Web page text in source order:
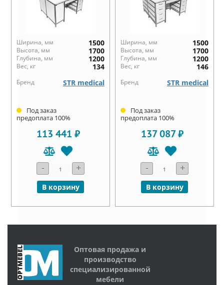
Ширина, мм 1500
Высота, мм 1700
Глубина, мм 1200
Вес, кг 134
Бренд STR medical
Под заказ
предоплата 100%
113 441 ₽
- +
В корзину
Ширина, мм 1500
Высота, мм 1700
Глубина, мм 1200
Вес, кг 146
Бренд STR medical
Под заказ
предоплата 100%
137 087 ₽
- +
В корзину
Оптовая продажа и
производство
специализированной
мебели